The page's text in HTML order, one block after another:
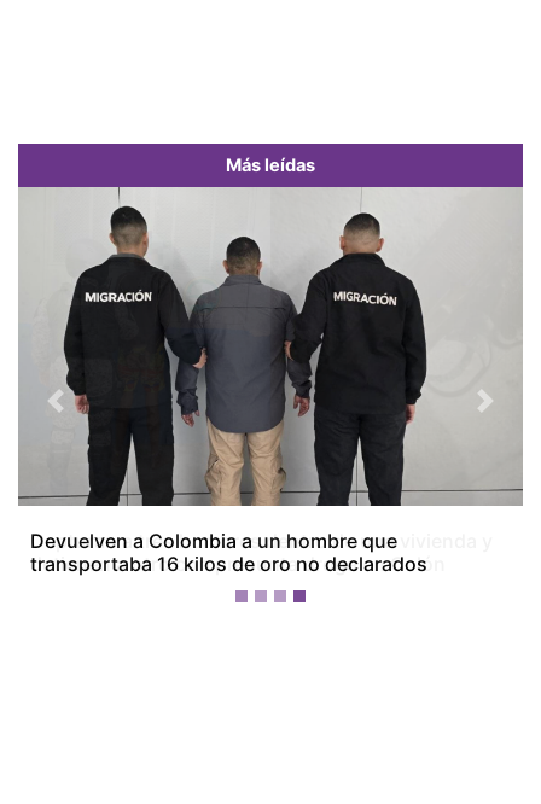
Más leídas
Capturan a tres hombres dentro de una vivienda y
detienen a otro con presunta droga en Colón
Previous Next